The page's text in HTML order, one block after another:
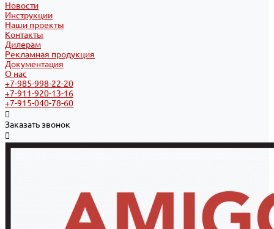
Новости
Инструкции
Наши проекты
Контакты
Дилерам
Рекламная продукция
Документация
О нас
+7-985-998-22-20
+7-911-920-13-16
+7-915-040-78-60
Заказать звонок